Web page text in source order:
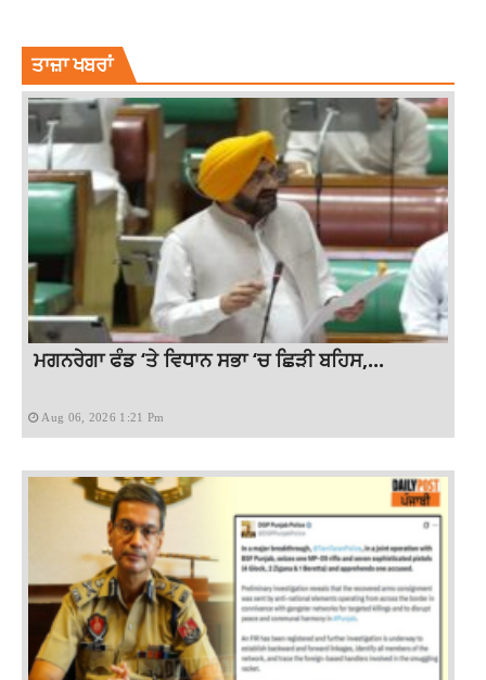
ਤਾਜ਼ਾ ਖਬਰਾਂ
ਮਗਨਰੇਗਾ ਫੰਡ ‘ਤੇ ਵਿਧਾਨ ਸਭਾ ‘ਚ ਛਿੜੀ ਬਹਿਸ,...
Aug 06, 2026 1:21 Pm